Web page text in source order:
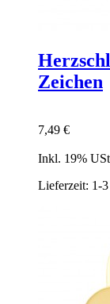
Zeichen
7,49 €
Inkl. 19%
Lieferzeit: 1-